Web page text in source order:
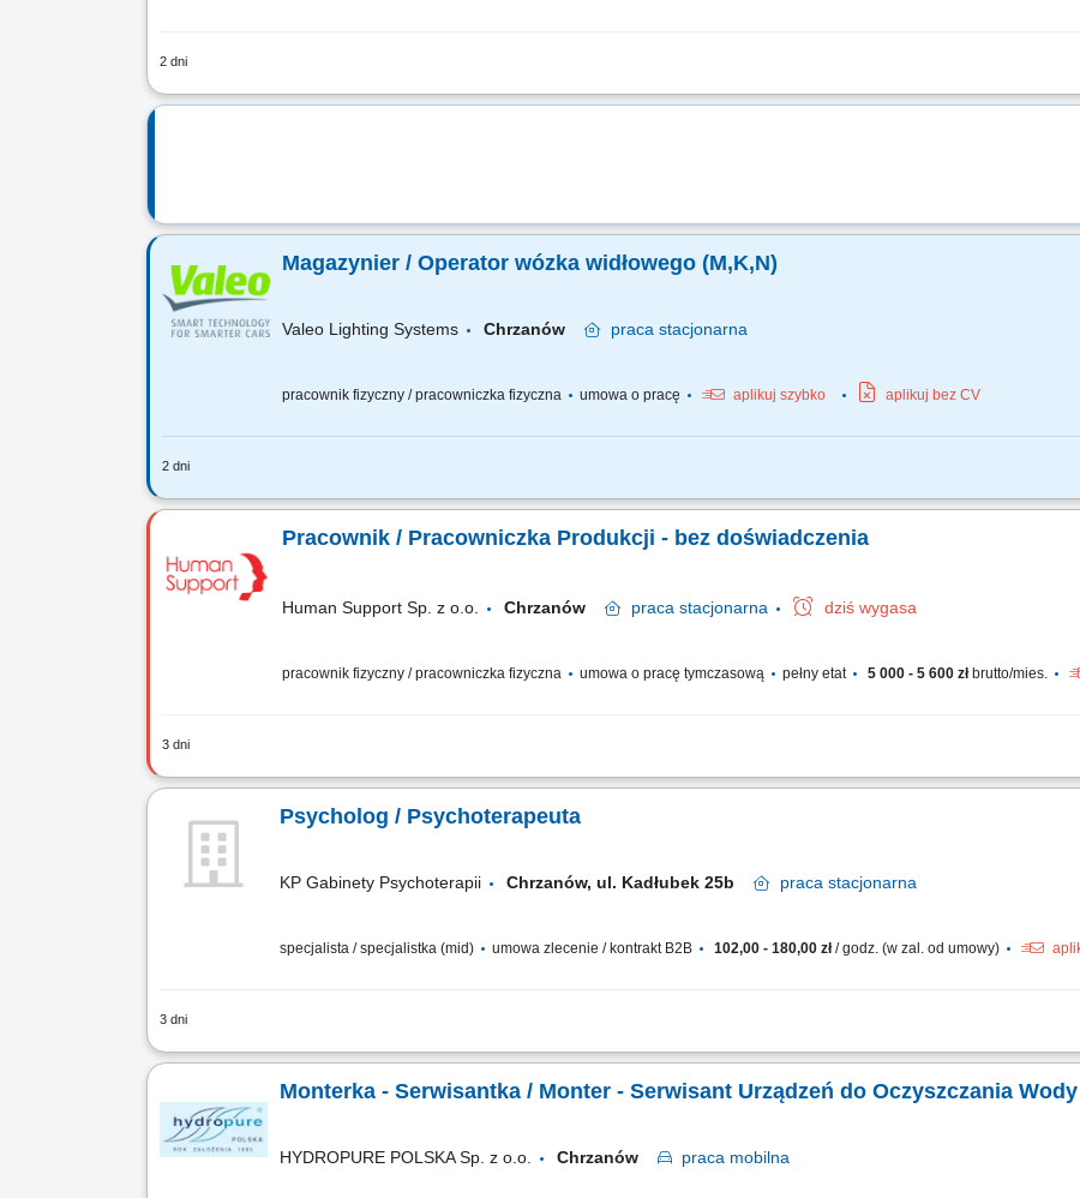
2 dni
Zakres obowiązków: montaż urządzeń do uzdatniania i oczyszczania wody, obsługa serwisowa klientów, wykonywanie
Magazynier / Operator wózka widłowego (M,K,N)
Valeo Lighting Systems Chrzanów praca stacjonarna
pracownik fizyczny / pracowniczka fizyczna umowa o pracę aplikuj szybko aplikuj bez CV
2 dni
Zakres obowiązków: Przygotowywanie oraz dostarczanie na czas komponentów na linie montażową; Wypełnianie
Pracownik / Pracowniczka Produkcji - bez doświadczenia
Human Support Sp. z o.o. Chrzanów praca stacjonarna dziś wygasa
pracownik fizyczny / pracowniczka fizyczna umowa o pracę tymczasową pełny etat 5 000 - 5 600 złbrutto/mies.
3 dni
Opis stanowiska obsługa maszyn i urządzeń wykorzystywanych w procesie produkcji, wykonywanie prac montażowych
Psycholog / Psychoterapeuta
KP Gabinety Psychoterapii Chrzanów, ul. Kadłubek 25b praca stacjonarna
specjalista / specjalistka (mid) umowa zlecenie / kontrakt B2B 102,00 - 180,00 zł/ godz. (w zal. od umowy)
3 dni
OFERUJEMY: atrakcyjne wynagrodzenie uzależnione od wykształcenia i doświadczenia; w pełni wyposażone gabinety
Monterka - Serwisantka / Monter - Serwisant Urządzeń do Oczyszczania Wody
HYDROPURE POLSKA Sp. z o.o. Chrzanów praca mobilna